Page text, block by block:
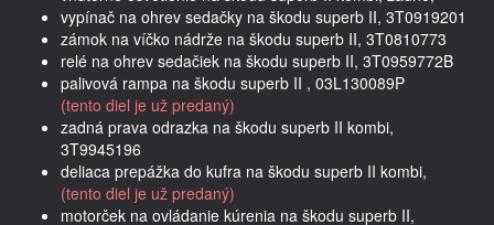
vypínač na ohrev sedačky na škodu superb II, 3T0919201
zámok na víčko nádrže na škodu superb II, 3T0810773
relé na ohrev sedačiek na škodu superb II, 3T0959772B
palivová rampa na škodu superb II , 03L130089P
(tento diel je už predaný)
zadná prava odrazka na škodu superb II kombi,
3T9945196
deliaca prepážka do kufra na škodu superb II kombi,
(tento diel je už predaný)
motorček na ovládanie kúrenia na škodu superb II,